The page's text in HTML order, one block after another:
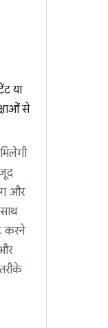
या
से
और
करने